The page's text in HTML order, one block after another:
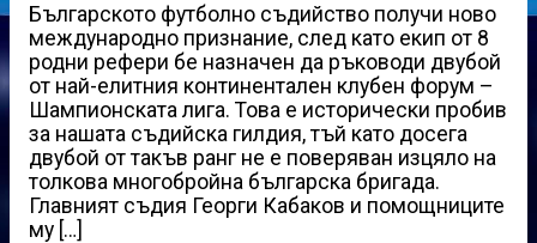
Българското футболно съдийство получи ново
международно признание, след като екип от 8
родни рефери бе назначен да ръководи двубой
от най-елитния континентален клубен форум –
Шампионската лига. Това е исторически пробив
за нашата съдийска гилдия, тъй като досега
двубой от такъв ранг не е поверяван изцяло на
толкова многобройна българска бригада.
Главният съдия Георги Кабаков и помощниците
му […]